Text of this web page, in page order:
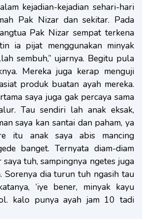
kejadian-kejadian sehari-hari
Pak Nizar dan sekitar. Pada
Pak Nizar sempat terkena
ia pijat menggunakan minyak
sembuh,” ujarnya. Begitu pula
Mereka juga kerap menguji
produk buatan ayah mereka.
saya juga gak percaya sama
Tau sendiri lah anak eksak,
saya kan santai dan paham, ya
itu anak saya abis mancing
banget. Ternyata diam-diam
tuh, sampingnya ngetes juga
Sorenya dia turun tuh ngasih tau
‘iye bener, minyak kayu
kalo punya ayah jam 10 tadi